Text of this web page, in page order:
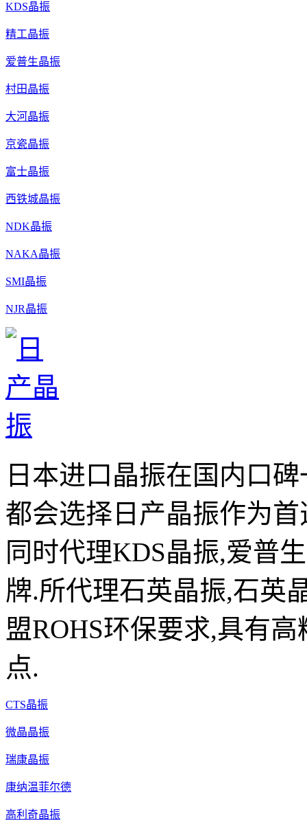
KDS晶振
精工晶振
爱普生晶振
村田晶振
大河晶振
京瓷晶振
富士晶振
西铁城晶振
NDK晶振
NAKA晶振
SMI晶振
NJR晶振
日本进口晶振在国内口
都会选择日产晶振作为
同时代理KDS晶振,爱普
牌.所代理石英晶振,石英
盟ROHS环保要求,具有
点.
CTS晶振
微晶晶振
瑞康晶振
康纳温菲尔德
高利奇晶振